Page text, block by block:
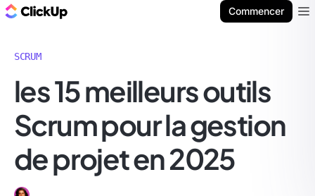
Commencer
SCRUM
les 15 meilleurs outils
Scrum pour la gestion
de projet en 2025